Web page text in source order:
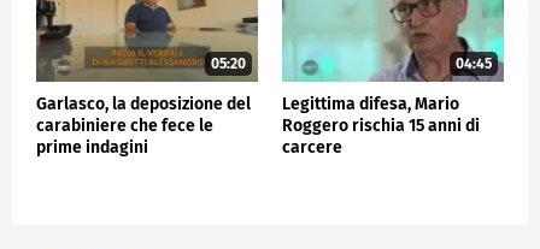
05:20
Garlasco, la deposizione del
carabiniere che fece le
prime indagini
04:45
Legittima difesa, Mario
Roggero rischia 15 anni di
carcere